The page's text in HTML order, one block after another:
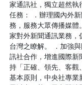
家通訊社，獨立超然執
任務： ．辦理國內外
務，服務大眾傳播媒體
家對外新聞通訊業務，
台灣之瞭解。 ．加強
訊社合作，增進國際新
持「正確、領先、客觀
基本原則，中央社專業